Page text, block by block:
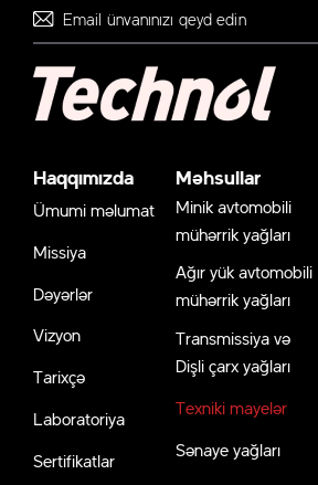
Haqqımızda
Ümumi məlumat
Missiya
Dəyərlər
Vizyon
Tarixçə
Laboratoriya
Sertifikatlar
Məhsullar
Minik avtomobili
mühərrik yağları
Ağır yük avtomobili
mühərrik yağları
Transmissiya və
Dişli çarx yağları
Texniki mayelər
Sənaye yağları